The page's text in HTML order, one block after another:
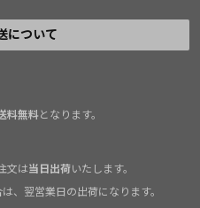
について
料無料となります。
文は当日出荷いたします。
、翌営業日の出荷になります。